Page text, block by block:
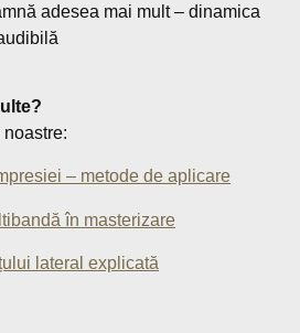
adesea mai mult – dinamica
– metode de aplicare
în masterizare
lateral explicată